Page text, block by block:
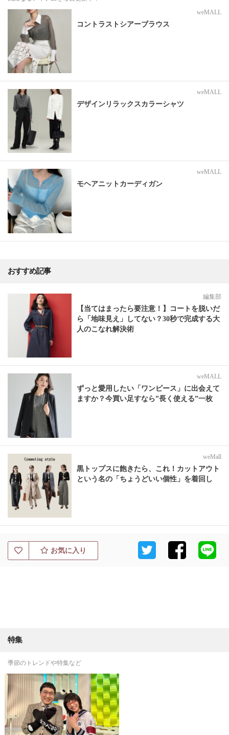
weMALL
コントラストシアーブラウス
weMALL
デザインリラックスカラーシャツ
weMALL
モヘアニットカーディガン
おすすめ記事
編集部
【当てはまったら要注意！】コートを脱いだ
ら「地味見え」してない？30秒で完成する大
人のこなれ解決術
weMALL
ずっと愛用したい「ワンピース」に出会えて
ますか？今買い足すなら”長く使える”一枚
weMall
黒トップスに飽きたら、これ！カットアウト
という名の「ちょうどいい個性」を着回し
お気に入り
特集
季節のトレンドや特集など